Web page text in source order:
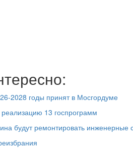
2028 годы принят в Мосгордуме
13 госпрограмм
будут ремонтировать инженерные